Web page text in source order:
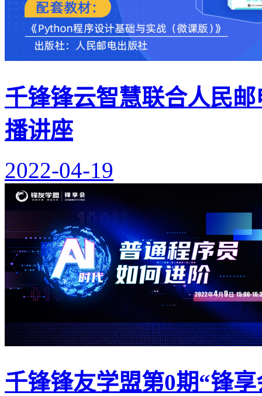
千锋锋云智慧联合人民
播讲座
2022-04-19
千锋锋友学盟第0期“锋